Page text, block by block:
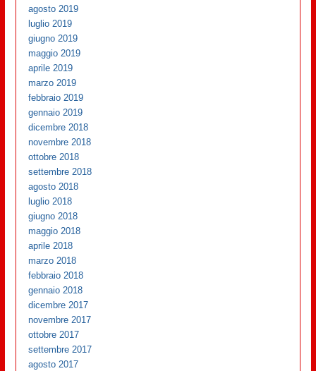
agosto 2019
luglio 2019
giugno 2019
maggio 2019
aprile 2019
marzo 2019
febbraio 2019
gennaio 2019
dicembre 2018
novembre 2018
ottobre 2018
settembre 2018
agosto 2018
luglio 2018
giugno 2018
maggio 2018
aprile 2018
marzo 2018
febbraio 2018
gennaio 2018
dicembre 2017
novembre 2017
ottobre 2017
settembre 2017
agosto 2017